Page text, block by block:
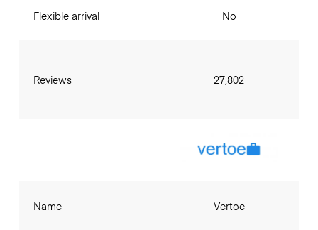
Flexible arrival
Reviews
No
27,802
Name Vertoe